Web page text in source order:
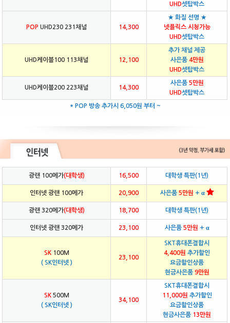
UHD셋탑박스
POP UHD230 231채널 14,300
★ 화질 선명 ★
넷플릭스 시청가능
UHD셋탑박스
UHD케이블100 113채널 12,100
추가 채널 제공
사은품 4만원
UHD셋탑박스
UHD케이블200 223채널 14,300
사은품 5만원
UHD셋탑박스
* POP 방송 추가시 6,050원 부터 ~
광랜 100메가(대학생) 16,500 대학생 특판(1년)
인터넷 광랜 100메가 20,900 사은품 5만원 + α
광랜 320메가(대학생) 18,700 대학생 특판(1년)
인터넷 광랜 320메가 23,100 사은품 5만원 + α
SK100M
( SK인터넷 )
23,100
SKT휴대폰결합시
4,400원 추가할인
요금할인상품
현금사은품 9만원
SK500M
( SK인터넷 )
34,100
SKT휴대폰결합시
11,000원 추가할인
요금할인상품
현금사은품 13만원